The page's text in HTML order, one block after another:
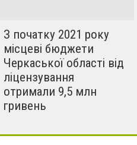
З початку 2021 року
місцеві бюджети
Черкаської області від
ліцензування
отримали 9,5 млн
гривень